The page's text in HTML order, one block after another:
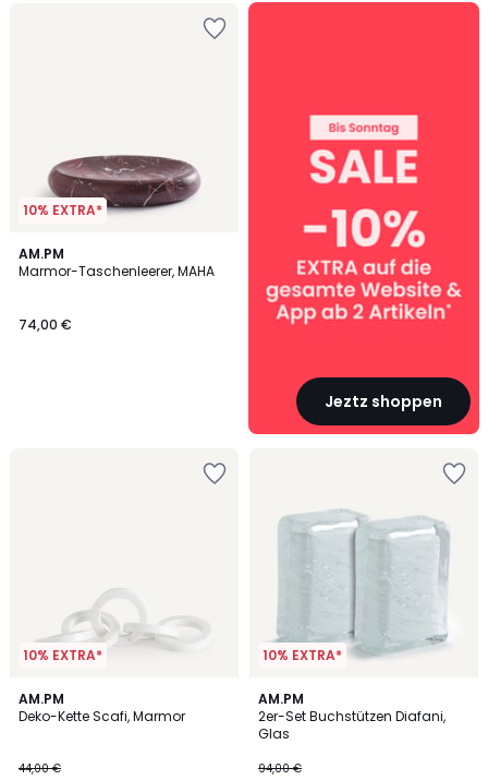
10% EXTRA*
AM.PM
Marmor-Taschenleerer, MAHA
74,00 €
Jeztz shoppen
SALE
Artikeln*
10% EXTRA*
AM.PM
Deko-Kette Scafi, Marmor
44,00 €
4
/
10% EXTRA*
AM.PM
2er-Set Buchstützen Diafani,
Glas
94,00 €